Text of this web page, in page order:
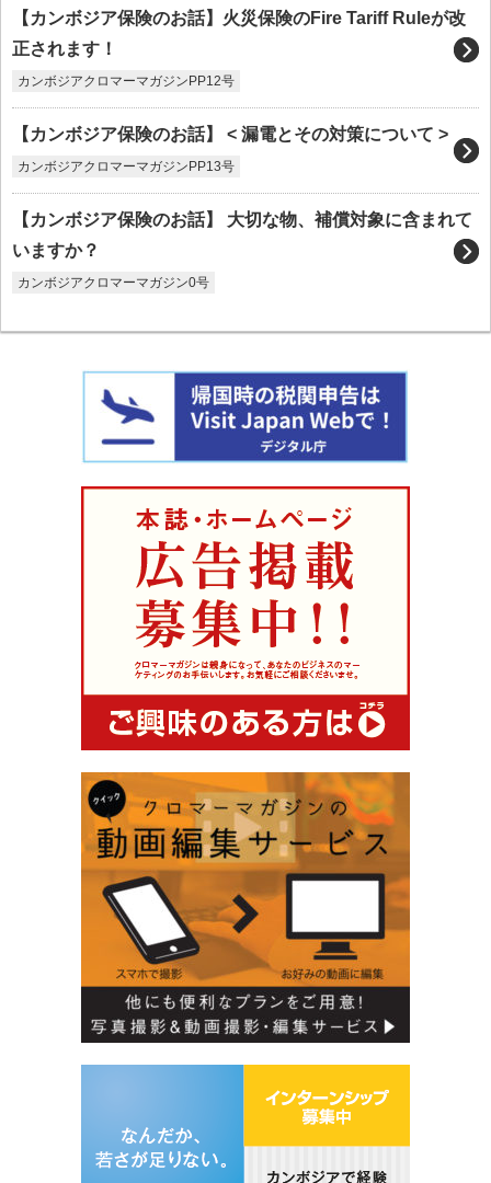
【カンボジア保険のお話】火災保険のFire Tariff Ruleが改
正されます！
カンボジアクロマーマガジンPP12号
【カンボジア保険のお話】 < 漏電とその対策について >
カンボジアクロマーマガジンPP13号
【カンボジア保険のお話】 大切な物、補償対象に含まれて
いますか？
カンボジアクロマーマガジン0号